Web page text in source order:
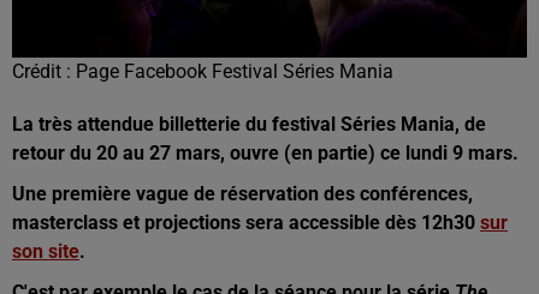
Crédit : Page Facebook Festival Séries Mania
La très attendue billetterie du festival Séries Mania, de
retour du 20 au 27 mars, ouvre (en partie) ce lundi 9 mars.
Une première vague de réservation des conférences,
masterclass et projections sera accessible dès 12h30 sur
son site.